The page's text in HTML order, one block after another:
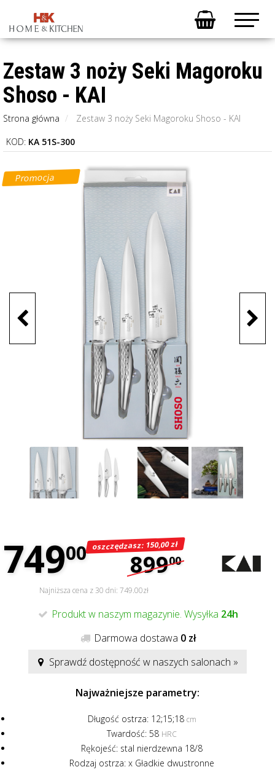
Zestaw 3 noży Seki Magoroku
Shoso - KAI
Strona główna
Zestaw 3 noży Seki Magoroku Shoso - KAI
KOD: KA 51S-300
Promocja
74900 oszczędzasz: 150,00 zł
89900
Najniższa cena z 30 dni: 749.00zł
Produkt w naszym magazynie. Wysyłka 24h
Darmowa dostawa 0 zł
Sprawdź dostępność w naszych salonach »
Najważniejsze parametry:
Długość ostrza: 12;15;18 cm
Twardość: 58 HRC
Rękojeść: stal nierdzewna 18/8
Rodzaj ostrza: x Gładkie dwustronne